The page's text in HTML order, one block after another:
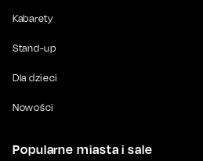
Kabarety
Stand-up
Dla dzieci
Nowości
Popularne miasta i sale